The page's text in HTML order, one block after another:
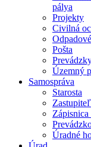
pálya
Projekty
Civilná
Pošta
Územný
Samospráva
Starosta
Úradné